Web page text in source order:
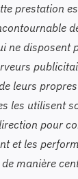
prestation
ne disposent
leurs
les utilisent
pour
et les
manière